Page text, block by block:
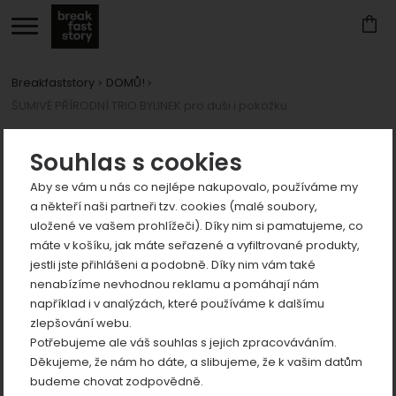
Souhlas s cookies
Aby se vám u nás co nejlépe nakupovalo, používáme my
a někteří naši partneři tzv. cookies (malé soubory,
uložené ve vašem prohlížeči). Díky nim si pamatujeme, co
máte v košíku, jak máte seřazené a vyfiltrované produkty,
jestli jste přihlášeni a podobně. Díky nim vám také
nenabízíme nevhodnou reklamu a pomáhají nám
například i v analýzách, které používáme k dalšímu
zlepšování webu.
Potřebujeme ale váš souhlas s jejich zpracováváním.
Děkujeme, že nám ho dáte, a slibujeme, že k vašim datům
budeme chovat zodpovědně.
Breakfaststory
DOMŮ!
Fotografie
předchozí
Zobrazit
Zobrazit
Zobrazit